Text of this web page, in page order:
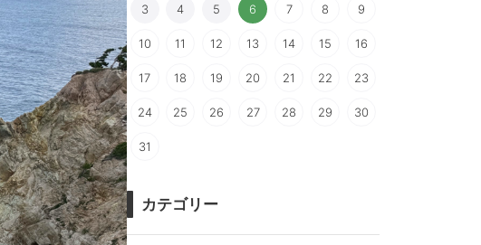
3 4 5 6 7 8 9
10 11 12 13 14 15 16
17 18 19 20 21 22 23
24 25 26 27 28 29 30
31
カテゴリー